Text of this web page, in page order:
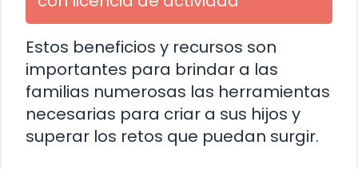
Estos beneficios y recursos son
importantes para brindar a las
familias numerosas las herramientas
necesarias para criar a sus hijos y
superar los retos que puedan surgir.